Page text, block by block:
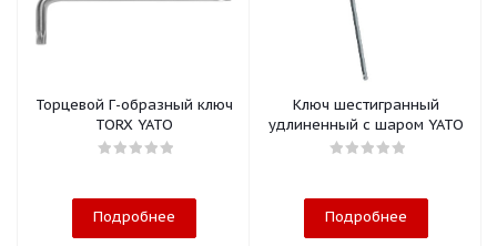
Торцевой Г-образный ключ
TORX YATO
Подробнее
Ключ шестигранный
удлиненный с шаром YATO
Подробнее